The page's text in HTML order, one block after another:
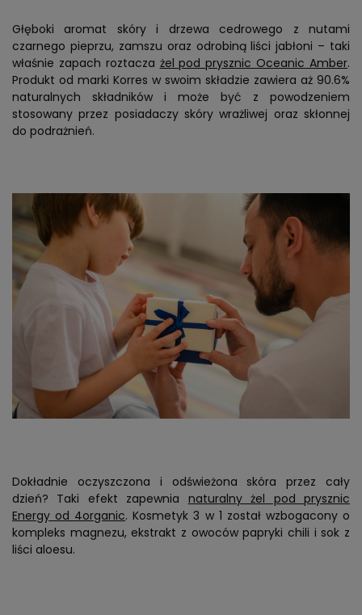
Głęboki aromat skóry i drzewa cedrowego z nutami
czarnego pieprzu, zamszu oraz odrobiną liści jabłoni – taki
właśnie zapach roztacza żel pod prysznic Oceanic Amber.
Produkt od marki Korres w swoim składzie zawiera aż 90.6%
naturalnych składników i może być z powodzeniem
stosowany przez posiadaczy skóry wrażliwej oraz skłonnej
do podrażnień.
Dokładnie oczyszczona i odświeżona skóra przez cały
dzień? Taki efekt zapewnia naturalny żel pod prysznic
Energy od 4organic. Kosmetyk 3 w 1 został wzbogacony o
kompleks magnezu, ekstrakt z owoców papryki chili i sok z
liści aloesu.